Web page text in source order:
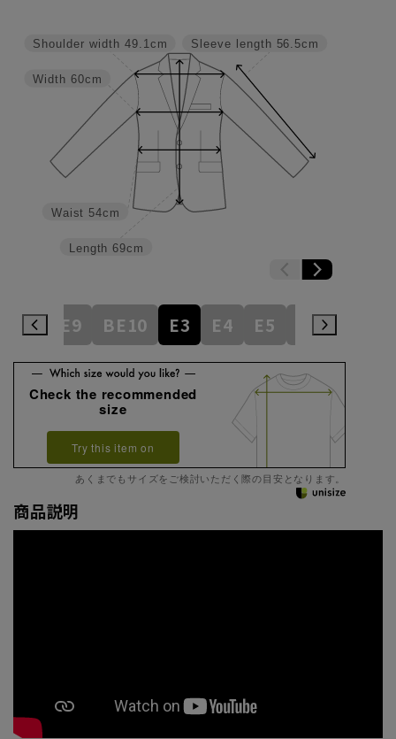
Sleeve length 56.5cm
Length 69cm
Waist 54cm
Width 60cm
Shoulder width 49.1cm
BE9 BE10 E3 E4 E5 E6
Check the recommended
size
Try this item on
あくまでもサイズをご検討いただく際の目安となります。
商品説明